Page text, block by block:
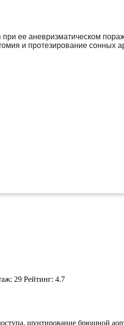
при ее аневризматическом
и протезирование
29 Рейтинг: 4.7
шунтирование брюшной